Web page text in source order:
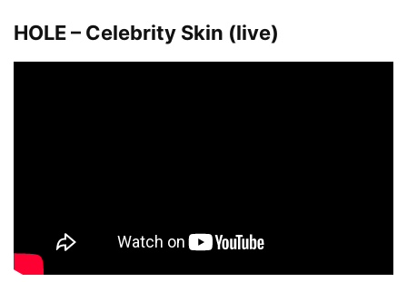
HOLE – Celebrity Skin (live)